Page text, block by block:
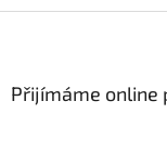
Přijímáme online